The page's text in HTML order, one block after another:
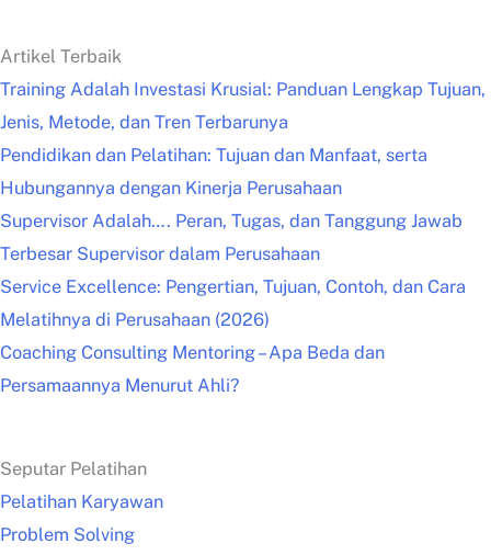
Artikel Terbaik
Training Adalah Investasi Krusial: Panduan Lengkap Tujuan,
Jenis, Metode, dan Tren Terbarunya
Pendidikan dan Pelatihan: Tujuan dan Manfaat, serta
Hubungannya dengan Kinerja Perusahaan
Supervisor Adalah…. Peran, Tugas, dan Tanggung Jawab
Terbesar Supervisor dalam Perusahaan
Service Excellence: Pengertian, Tujuan, Contoh, dan Cara
Melatihnya di Perusahaan (2026)
Coaching Consulting Mentoring – Apa Beda dan
Persamaannya Menurut Ahli?
Seputar Pelatihan
Pelatihan Karyawan
Problem Solving